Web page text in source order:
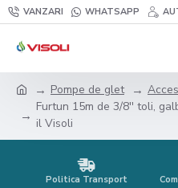
VANZARI WHATSAPP
Pompe de glet
Furtun 15m de 3/8'' toli,
il Visoli
Politica Transport